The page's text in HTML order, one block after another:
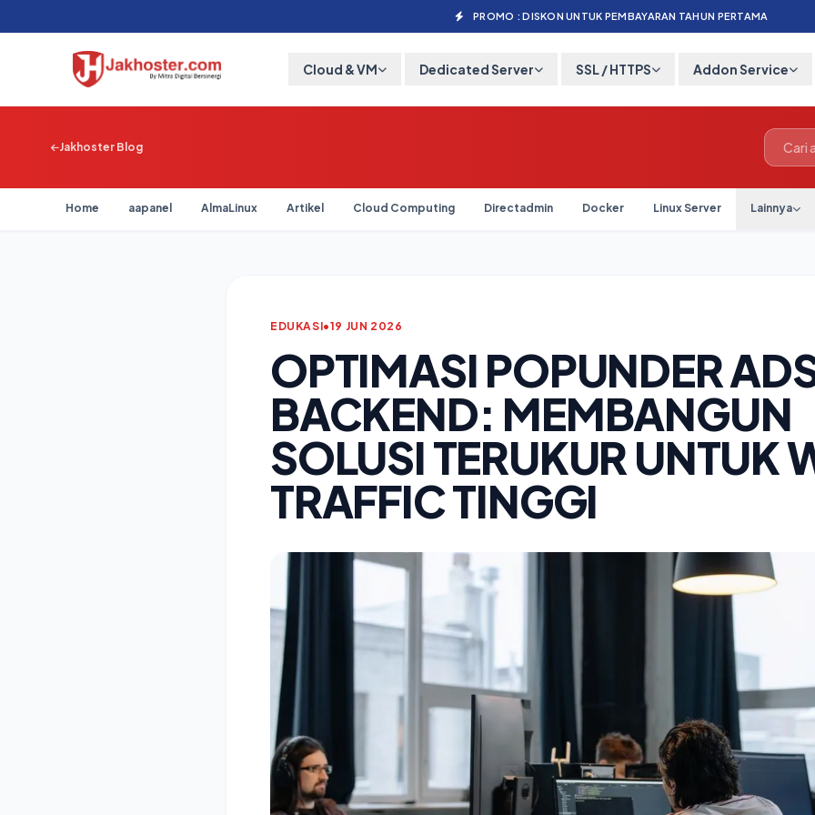
PROMO : DISKON UNTUK PEMBAYARAN TAHUN PERTAMA
Cloud & VM Dedicated Server SSL / HTTPS Addon Service
Jakhoster Blog
Home aapanel AlmaLinux Artikel Cloud Computing Directadmin Docker Linux Server Lainnya
EDUKASI•19 JUN 2026
OPTIMASI POPUNDER
BACKEND: MEMBANGUN
SOLUSI TERUKUR UNTUK
TRAFFIC TINGGI